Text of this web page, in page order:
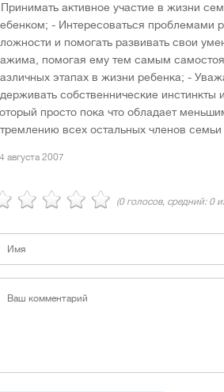
активное участие в жизни
- Интересоваться проблемами
и помогать развивать свои
помогая ему тем самым
этапах в жизни ребенка; -
собственнические инстинкты
просто пока что обладает
всех остальных членов
августа 2007
(0голосов, средний: 0